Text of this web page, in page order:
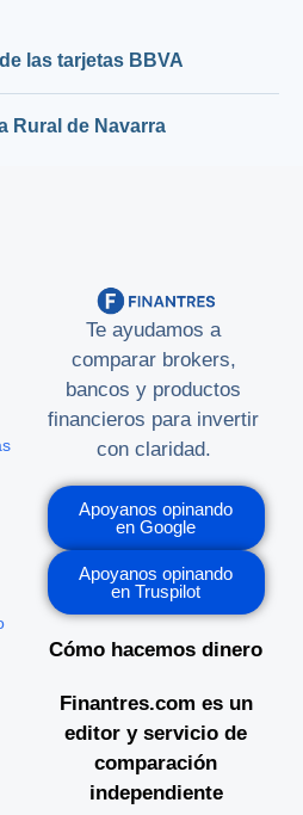
las tarjetas BBVA
Rural de Navarra
Te ayudamos a
comparar brokers,
bancos y productos
financieros para invertir
con claridad.
Apoyanos opinando
en Google
Apoyanos opinando
en Truspilot
Cómo hacemos dinero
Finantres.com es un
editor y servicio de
comparación
independiente